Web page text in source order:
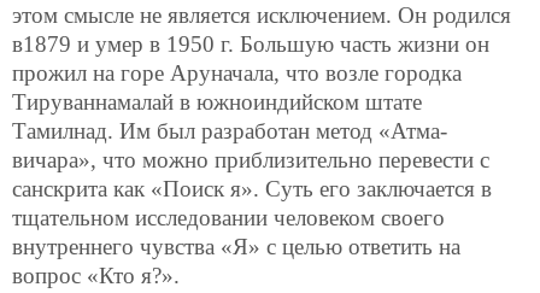
этом смысле не является исключением. Он родился
в1879 и умер в 1950 г. Большую часть жизни он
прожил на горе Аруначала, что возле городка
Тируваннамалай в южноиндийском штате
Тамилнад. Им был разработан метод «Атма-
вичара», что можно приблизительно перевести с
санскрита как «Поиск я». Суть его заключается в
тщательном исследовании человеком своего
внутреннего чувства «Я» с целью ответить на
вопрос «Кто я?».